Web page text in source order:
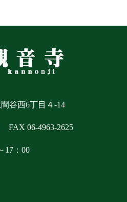
谷西6丁目４-14
FAX 06-4963-2625
17：00